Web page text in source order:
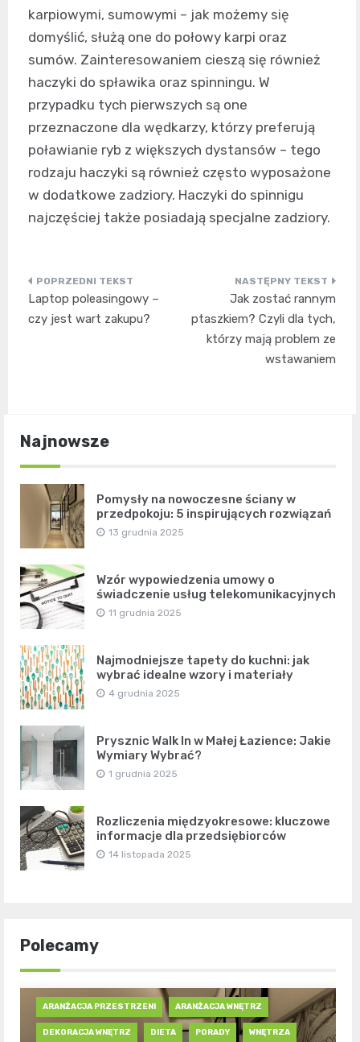
karpiowymi, sumowymi – jak możemy się
domyślić, służą one do połowy karpi oraz
sumów. Zainteresowaniem cieszą się również
haczyki do spławika oraz spinningu. W
przypadku tych pierwszych są one
przeznaczone dla wędkarzy, którzy preferują
poławianie ryb z większych dystansów – tego
rodzaju haczyki są również często wyposażone
w dodatkowe zadziory. Haczyki do spinnigu
najczęściej także posiadają specjalne zadziory.
Nawigacja
wpisu
Laptop poleasingowy –
czy jest wart zakupu?
Jak zostać rannym
ptaszkiem? Czyli dla tych,
którzy mają problem ze
wstawaniem
Najnowsze
Pomysły na nowoczesne ściany w
przedpokoju: 5 inspirujących rozwiązań
13 grudnia 2025
Wzór wypowiedzenia umowy o
świadczenie usług telekomunikacyjnych
11 grudnia 2025
Najmodniejsze tapety do kuchni: jak
wybrać idealne wzory i materiały
4 grudnia 2025
Prysznic Walk In w Małej Łazience: Jakie
Wymiary Wybrać?
1 grudnia 2025
Rozliczenia międzyokresowe: kluczowe
informacje dla przedsiębiorców
14 listopada 2025
Polecamy
ARANŻACJA PRZESTRZENI ARANŻACJA WNĘTRZ
DEKORACJA WNĘTRZ DIETA PORADY WNĘTRZA